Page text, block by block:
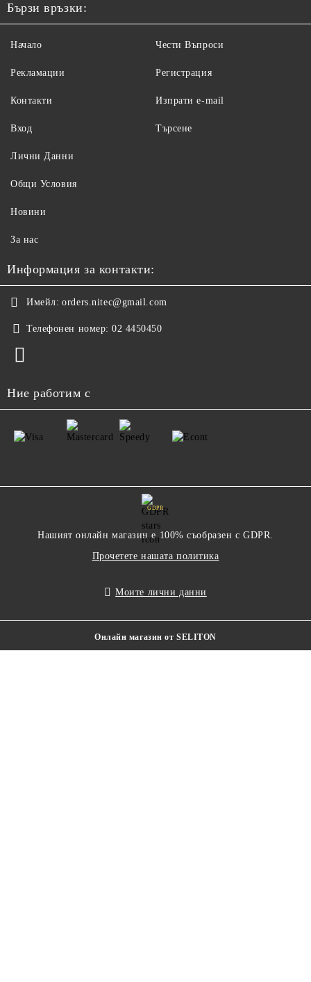
Бързи връзки:
Начало
Рекламации
Контакти
Вход
Чести Въпроси
Регистрация
Изпрати e-mail
Търсене
Лични Данни
Общи Условия
Новини
За нас
Информация за контакти:
Имейл: orders.nitec@gmail.com
Телефонен номер: 02 4450450
Ние работим с
GDPR
Нашият онлайн магазин е 100% съобразен с GDPR.
Прочетете нашата политика
Моите лични данни
Онлайн магазин от SELITON